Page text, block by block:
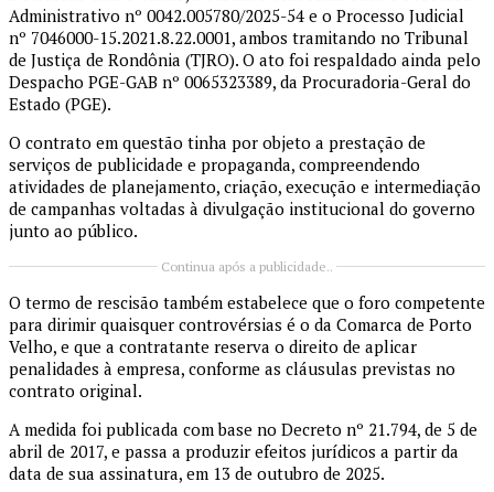
Administrativo nº 0042.005780/2025-54 e o Processo Judicial
nº 7046000-15.2021.8.22.0001, ambos tramitando no Tribunal
de Justiça de Rondônia (TJRO). O ato foi respaldado ainda pelo
Despacho PGE-GAB nº 0065323389, da Procuradoria-Geral do
Estado (PGE).
O contrato em questão tinha por objeto a prestação de
serviços de publicidade e propaganda, compreendendo
atividades de planejamento, criação, execução e intermediação
de campanhas voltadas à divulgação institucional do governo
junto ao público.
Continua após a publicidade..
O termo de rescisão também estabelece que o foro competente
para dirimir quaisquer controvérsias é o da Comarca de Porto
Velho, e que a contratante reserva o direito de aplicar
penalidades à empresa, conforme as cláusulas previstas no
contrato original.
A medida foi publicada com base no Decreto nº 21.794, de 5 de
abril de 2017, e passa a produzir efeitos jurídicos a partir da
data de sua assinatura, em 13 de outubro de 2025.